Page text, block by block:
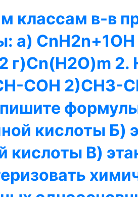
классам в-в
a) CnH2n+1OH
г)Cn(H2O)m
COH 2)CH3-
кислоты Б)
кислоты В)